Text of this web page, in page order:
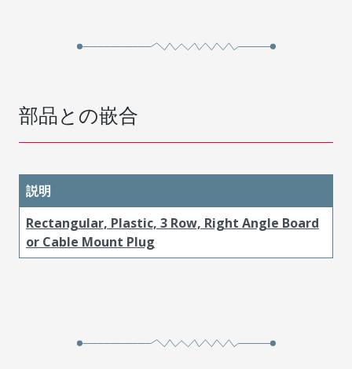
部品との嵌合
説明
Rectangular, Plastic, 3 Row, Right Angle Board
or Cable Mount Plug